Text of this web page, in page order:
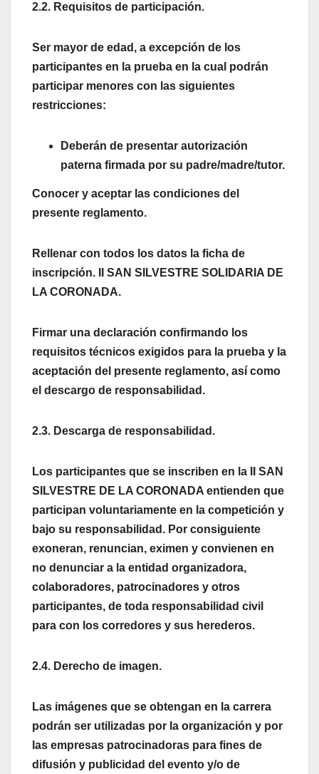
2.2. Requisitos de participación.
Ser mayor de edad, a excepción de los
participantes en la prueba en la cual podrán
participar menores con las siguientes
restricciones:
Deberán de presentar autorización
paterna firmada por su padre/madre/tutor.
Conocer y aceptar las condiciones del
presente regl amento.
Rellenar con todos los datos la ficha de
inscripción. II SAN SILVESTRE SOLIDARIA DE
LA CORONADA.
Firmar una declaración confirmando los
requisitos técnicos exigidos para la prueba y la
aceptación del presente reglamento, así como
el descargo de responsabilidad.
2.3. Descarga de responsabilidad.
Los participantes que se inscriben en la II SAN
SILVESTRE DE LA CORONADA entienden que
participan voluntariamente en la competición y
bajo su responsabilidad. Por consiguiente
exoneran, renuncian, eximen y convienen en
no denunciar a la entidad organizadora,
colaboradores, patrocinadores y otros
participantes, de toda responsabilidad civil
para con los corredores y sus herederos.
2.4. Derecho de imagen.
Las imágenes que se obtengan en la carrera
podrán ser utilizadas por la organización y por
las empresas patrocinadoras para fines de
difusión y publicidad del evento y/o de